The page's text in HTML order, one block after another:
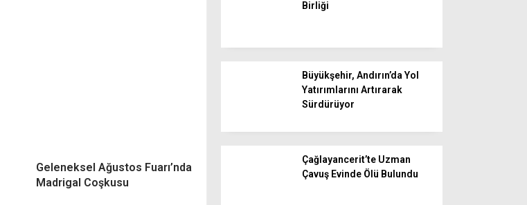
Geleneksel Ağustos Fuarı’nda
Madrigal Coşkusu
Birliği
Büyükşehir, Andırın’da Yol
Yatırımlarını Artırarak
Sürdürüyor
Çağlayancerit’te Uzman
Çavuş Evinde Ölü Bulundu